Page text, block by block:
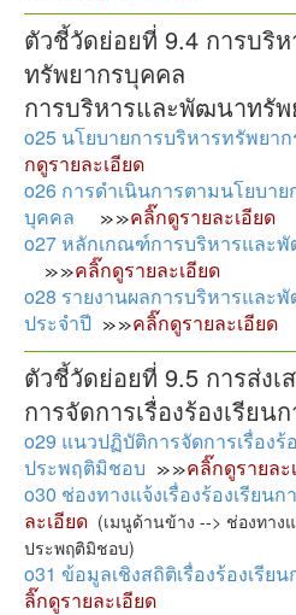
ตัวชี้วัดย่อยที่ 9.4 การบริ
ทรัพยากรบุคคล
การบริหารและพัฒนาทรั
o25 นโยบายการบริหารทรัพยา
กดูรายละเอียด
o26 การดำเนินการตามนโยบา
บุคคล
คลิ๊กดูรายละเอียด
o27 หลักเกณฑ์การบริหารและ
คลิ๊กดูรายละเอียด
o28 รายงานผลการบริหารและ
ประจำปี
คลิ๊กดูรายละเอียด
ตัวชี้วัดย่อยที่ 9.5 การส่งเ
การจัดการเรื่องร้องเรียน
o29 แนวปฏิบัติการจัดการเรื่องร้
ประพฤติมิชอบ
คลิ๊กดูรายละ
o30 ช่องทางแจ้งเรื่องร้องเรียนก
ละเอียด (เมนูด้านข้าง --> ช่องทาง
ประพฤติมิชอบ)
o31 ข้อมูลเชิงสถิติเรื่องร้องเรีย
ลิ๊กดูรายละเอียด